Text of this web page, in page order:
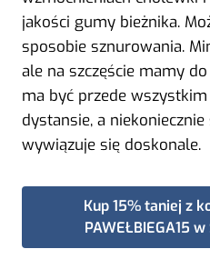
jakości gumy bieżnika.
sposobie sznurowania.
ale na szczęście mamy
ma być przede
dystansie, a
wywiązuje się doskonale.
Kup 15% taniej z
PAWEŁBIEGA15